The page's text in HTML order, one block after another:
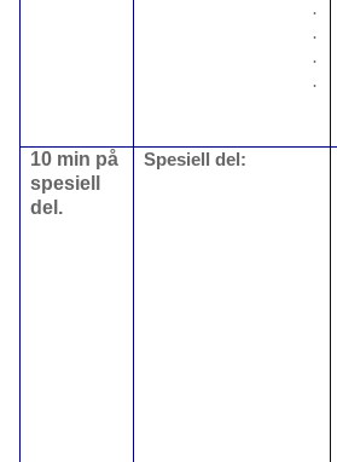
·
·
·
·
10 min på
spesiell
del.
Spesiell del: